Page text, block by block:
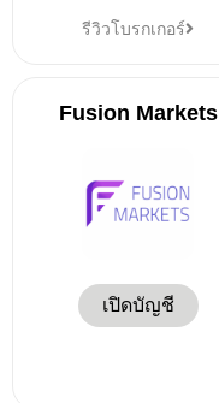
รีวิวโบรกเกอร์
Fusion Markets
เปิดบัญชี